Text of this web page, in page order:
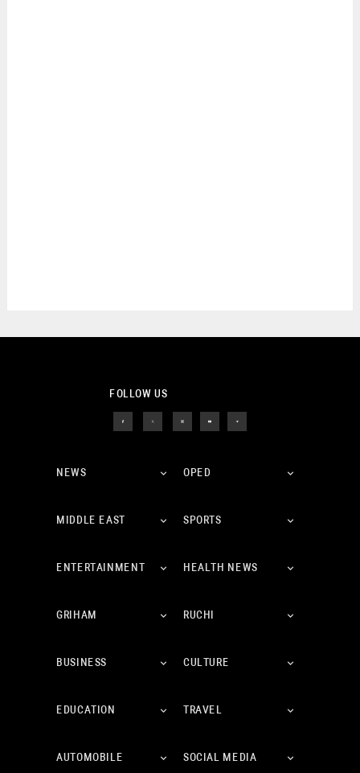
FOLLOW US
NEWS OPED
MIDDLE EAST SPORTS
ENTERTAINMENT HEALTH NEWS
GRIHAM RUCHI
BUSINESS CULTURE
EDUCATION TRAVEL
AUTOMOBILE SOCIAL MEDIA